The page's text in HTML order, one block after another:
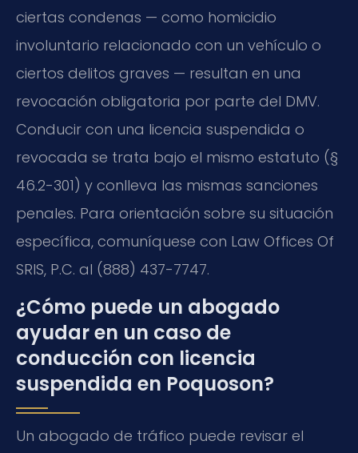
ciertas condenas — como homicidio
involuntario relacionado con un vehículo o
ciertos delitos graves — resultan en una
revocación obligatoria por parte del DMV.
Conducir con una licencia suspendida o
revocada se trata bajo el mismo estatuto (§
46.2-301) y conlleva las mismas sanciones
penales. Para orientación sobre su situación
específica, comuníquese con Law Offices Of
SRIS, P.C. al (888) 437-7747.
¿Cómo puede un abogado
ayudar en un caso de
conducción con licencia
suspendida en Poquoson?
Un abogado de tráfico puede revisar el